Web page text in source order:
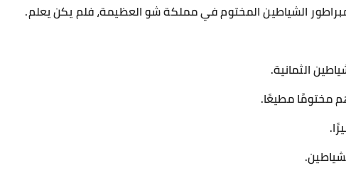
الشياطين المختوم في مملكة شو العظيمة، فلم يكن يعلم.
الثمانية.
مختومًا مطيعًا.